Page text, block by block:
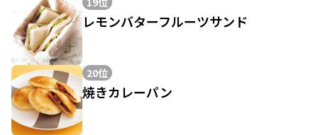
レモンバターフルーツサンド
20位
焼きカレーパン